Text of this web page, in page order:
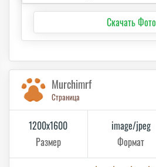
Скачать Фото
Murchimrf
Страница
1200x1600
Размер
image/jpeg
Формат